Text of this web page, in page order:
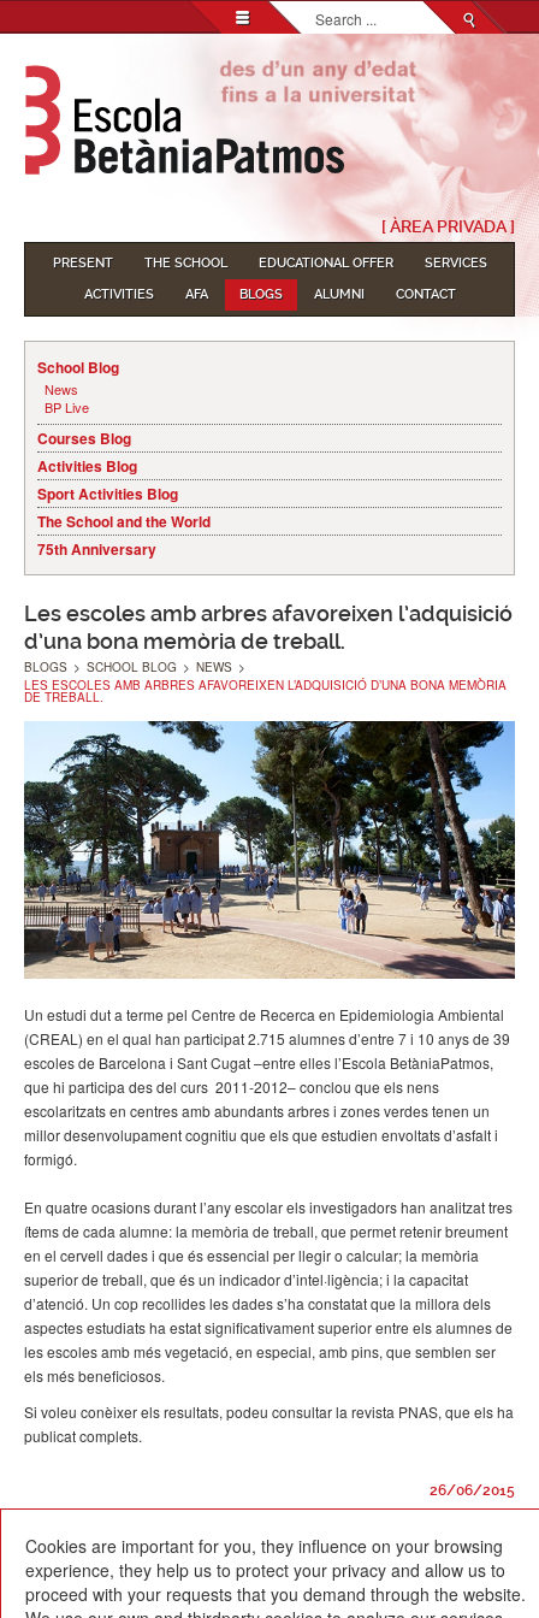
Search...
[ ÀREA PRIVADA ]
PRESENT THE SCHOOL EDUCATIONAL OFFER
SERVICES
ACTIVITIES
AFA BLOGS ALUMNI CONTACT
School Blog
News
BP Live
Courses Blog
Activities Blog
Sport Activities Blog
The School and the World
75th Anniversary
Les escoles amb arbres afavoreixen l’adquisició
d’una bona memòria de treball.
BLOGS > SCHOOL BLOG > NEWS >
LES ESCOLES AMB ARBRES AFAVOREIXEN L’ADQUISICIÓ D’UNA BONA MEMÒRIA
DE TREBALL.
Un estudi dut a terme pel Centre de Recerca en Epidemiologia Ambiental
(CREAL) en el qual han participat 2.715 alumnes d’entre 7 i 10 anys de 39
escoles de Barcelona i Sant Cugat –entre elles l’Escola BetàniaPatmos,
que hi participa des del curs 2011-2012– conclou que els nens
escolaritzats en centres amb abundants arbres i zones verdes tenen un
millor desenvolupament cognitiu que els que estudien envoltats d’asfalt i
formigó.
En quatre ocasions durant l’any escolar els investigadors han analitzat tres
ítems de cada alumne: la memòria de treball, que permet retenir breument
en el cervell dades i que és essencial per llegir o calcular; la memòria
superior de treball, que és un indicador d’intel·ligència; i la capacitat
d’atenció. Un cop recollides les dades s’ha constatat que la millora dels
aspectes estudiats ha estat significativament superior entre els alumnes de
les escoles amb més vegetació, en especial, amb pins, que semblen ser
els més beneficiosos.
Si voleu conèixer els resultats, podeu consultar la revista PNAS, que els ha
publicat complets.
26/06/2015
Cookies are important for you, they influence on your browsing
experience, they help us to protect your privacy and allow us to
proceed with your requests that you demand through the website.